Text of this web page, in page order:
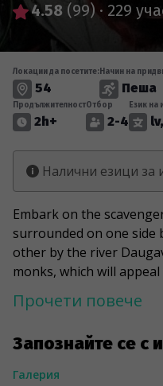
4.58 (99) · 229
Запознайте се с
Галерия
Локации да посетите:
54
Начин на
Пеша
Продължителност
2h+
Отбор
2-4
Език на
Налични езици за
Embark on the
surrounded on one side
other by the river
monks, which will
out how the White
Ziemelblazma got the
building in Latvia”. You
Прочети повече